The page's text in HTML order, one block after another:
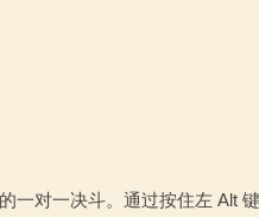
一对一决斗。通过按住左 Alt